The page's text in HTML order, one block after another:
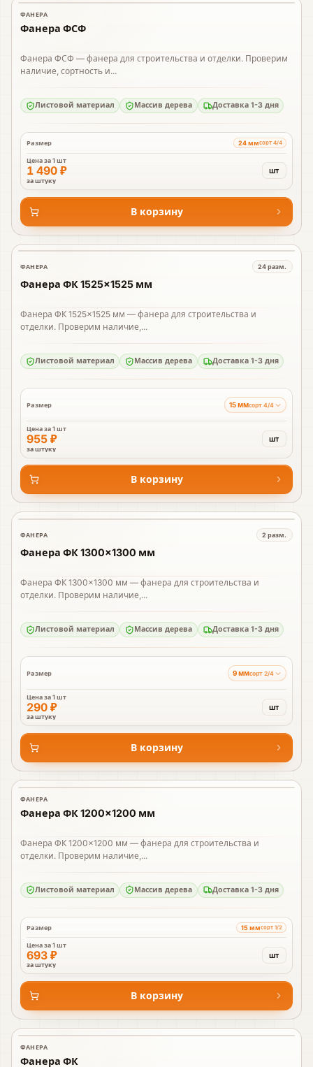
ФАНЕРА
Фанера ФСФ
Фанера ФСФ — фанера для строительства и отделки. Проверим
наличие, сортность и...
Листовой материал Массив дерева Доставка 1-3 дня
Размер 24 ммсорт 4/4
Цена за1 шт
1 490 ₽
за штуку
шт
В корзину
В наличии
ФАНЕРА 24разм.
Фанера ФК 1525×1525 мм
Фанера ФК 1525×1525 мм — фанера для строительства и
отделки. Проверим наличие,...
Листовой материал Массив дерева Доставка 1-3 дня
Размер 15 ммсорт 4/4
Цена за1 шт
955 ₽
за штуку
шт
В корзину
В наличии
ФАНЕРА 2 разм.
Фанера ФК 1300×1300 мм
Фанера ФК 1300×1300 мм — фанера для строительства и
отделки. Проверим наличие,...
Листовой материал Массив дерева Доставка 1-3 дня
Размер 9 ммсорт 2/4
Цена за1 шт
290 ₽
за штуку
шт
В корзину
ФАНЕРА
Фанера ФК 1200×1200 мм
Фанера ФК 1200×1200 мм — фанера для строительства и
отделки. Проверим наличие,...
Листовой материал Массив дерева Доставка 1-3 дня
Размер 15 ммсорт 1/2
Цена за1 шт
693 ₽
за штуку
шт
В корзину
ФАНЕРА
Фанера ФК